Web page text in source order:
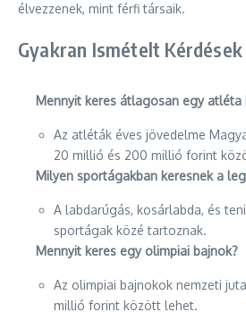
élvezzenek, mint férfi társaik.
Gyakran Ismételt Kérdések
Mennyit keres átlagosan egy atléta
Az atléták éves jövedelme
20 millió és 200 millió forint
Milyen sportágakban keresnek a
A labdarúgás, kosárlabda, és
sportágak közé tartoznak.
Mennyit keres egy olimpiai bajnok?
Az olimpiai bajnokok nemzeti
millió forint között lehet.